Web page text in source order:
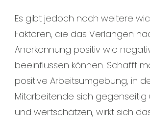
Es gibt jedoch noch weitere
Faktoren, die das Verlangen
Anerkennung positiv wie
beeinflussen können. Schafft
positive Arbeitsumgebung, in
Mitarbeitende sich gegenseitig
und wertschätzen, wirkt sich